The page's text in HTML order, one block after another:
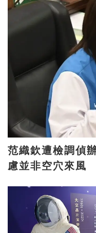
范織欽遭檢調偵
慮並非空穴來風